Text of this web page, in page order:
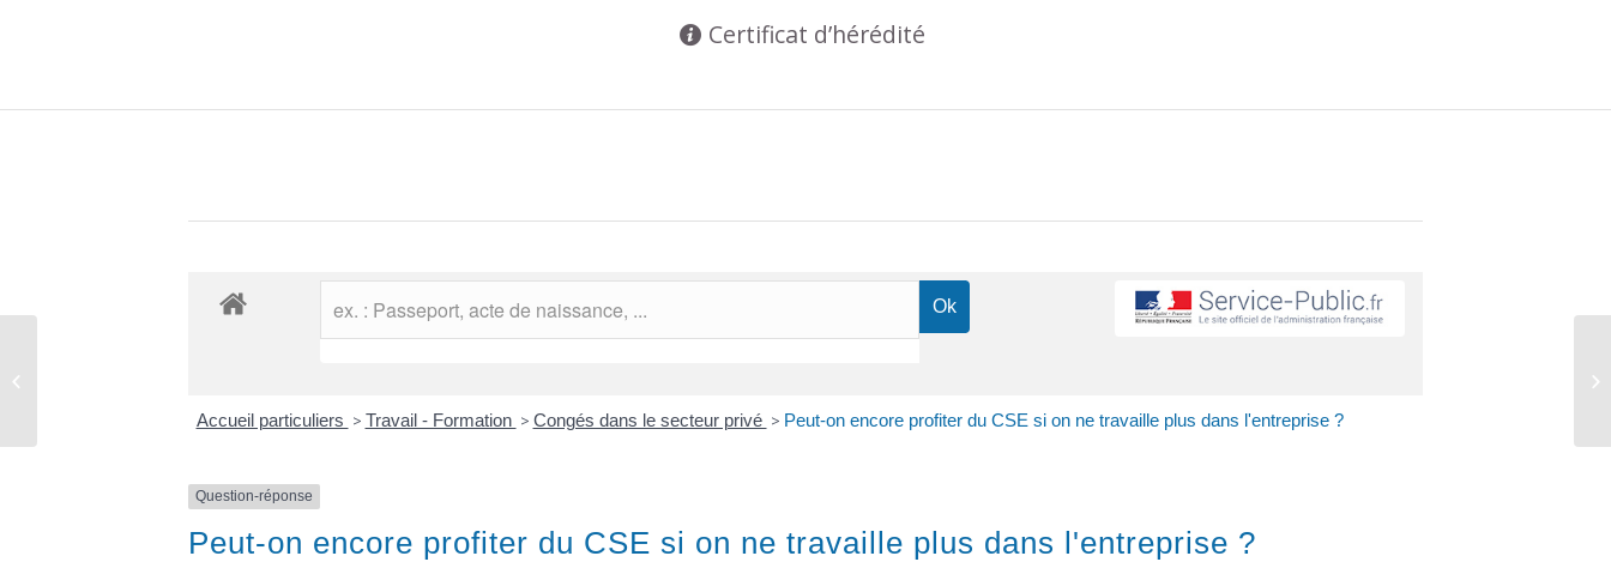
Certificat d’hérédité
Accueil particuliers > Travail - Formation > Congés dans le secteur privé > Peut-on encore profiter du CSE si on ne travaille plus dans l'entreprise ?
Question-réponse
Peut-on encore profiter du CSE si on ne travaille plus dans l'entreprise ?